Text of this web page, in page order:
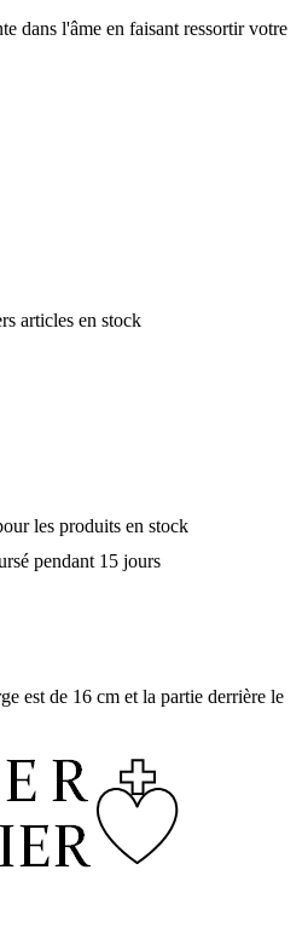
dans l'âme en faisant ressortir votre
articles en stock
les produits en stock
pendant 15 jours
est de 16 cm et la partie derrière le